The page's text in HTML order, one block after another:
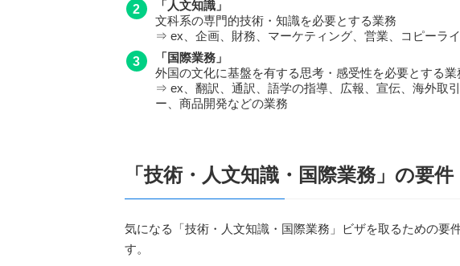
「人文知識」
文科系の専門的技術・知識を必要とする業務
⇒ ex、企画、財務、マーケティング、営業、コピーラ
「国際業務」
外国の文化に基盤を有する思考・感受性を必要とする業
⇒ ex、翻訳、通訳、語学の指導、広報、宣伝、海外取
ー、商品開発などの業務
「技術・人文知識・国際業務」の要件
気になる「技術・人文知識・国際業務」ビザを取るための要
す。